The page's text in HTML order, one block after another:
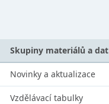
Skupiny materiálů a dat
Novinky a aktualizace
Vzdělávací tabulky